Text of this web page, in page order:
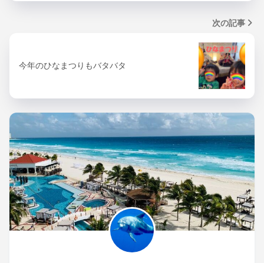
次の記事
今年のひなまつりもバタバタ